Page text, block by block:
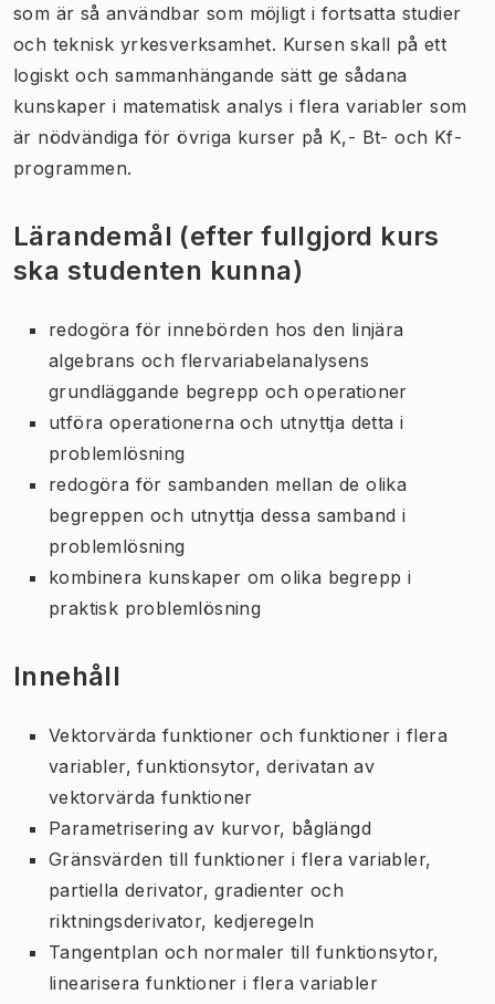
som är så användbar som möjligt i fortsatta studier
och teknisk yrkesverksamhet. Kursen skall på ett
logiskt och sammanhängande sätt ge sådana
kunskaper i matematisk analys i flera variabler som
är nödvändiga för övriga kurser på K,- Bt- och Kf-
programmen.
Lärandemål (efter fullgjord kurs
ska studenten kunna)
redogöra för innebörden hos den linjära
algebrans och flervariabelanalysens
grundläggande begrepp och operationer
utföra operationerna och utnyttja detta i
problemlösning
redogöra för sambanden mellan de olika
begreppen och utnyttja dessa samband i
problemlösning
kombinera kunskaper om olika begrepp i
praktisk problemlösning
Innehåll
Vektorvärda funktioner och funktioner i flera
variabler, funktionsytor, derivatan av
vektorvärda funktioner
Parametrisering av kurvor, båglängd
Gränsvärden till funktioner i flera variabler,
partiella derivator, gradienter och
riktningsderivator, kedjeregeln
Tangentplan och normaler till funktionsytor,
linearisera funktioner i flera variabler